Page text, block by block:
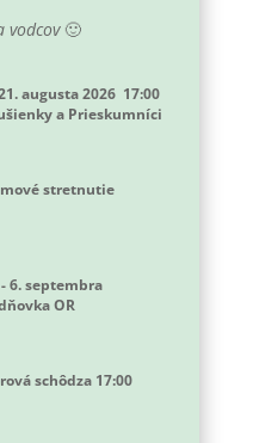
vodcov 🙂
augusta 2026 17:00
a Prieskumníci
stretnutie
6. septembra
OR
schôdza 17:00